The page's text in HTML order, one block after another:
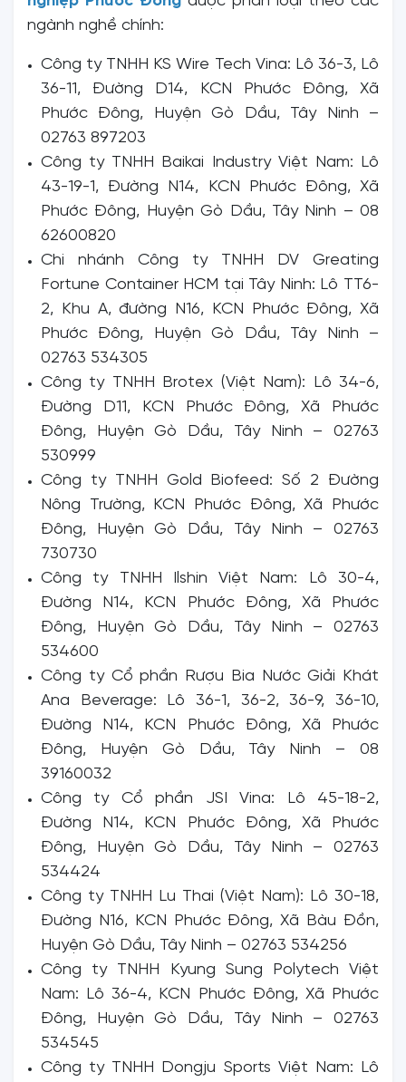
ngành nghề chính:
Công ty TNHH KS Wire Tech Vina: Lô 36-3, Lô
36-11, Đường D14, KCN Phước Đông, Xã
Phước Đông, Huyện Gò Dầu, Tây Ninh –
02763 897203
Công ty TNHH Baikai Industry Việt Nam: Lô
43-19-1, Đường N14, KCN Phước Đông, Xã
Phước Đông, Huyện Gò Dầu, Tây Ninh – 08
62600820
Chi nhánh Công ty TNHH DV Greating
Fortune Container HCM tại Tây Ninh: Lô TT6-
2, Khu A, đường N16, KCN Phước Đông, Xã
Phước Đông, Huyện Gò Dầu, Tây Ninh –
02763 534305
Công ty TNHH Brotex (Việt Nam): Lô 34-6,
Đường D11, KCN Phước Đông, Xã Phước
Đông, Huyện Gò Dầu, Tây Ninh – 02763
530999
Công ty TNHH Gold Biofeed: Số 2 Đường
Nông Trường, KCN Phước Đông, Xã Phước
Đông, Huyện Gò Dầu, Tây Ninh – 02763
730730
Công ty TNHH Ilshin Việt Nam: Lô 30-4,
Đường N14, KCN Phước Đông, Xã Phước
Đông, Huyện Gò Dầu, Tây Ninh – 02763
534600
Công ty Cổ phần Rượu Bia Nước Giải Khát
Ana Beverage: Lô 36-1, 36-2, 36-9, 36-10,
Đường N14, KCN Phước Đông, Xã Phước
Đông, Huyện Gò Dầu, Tây Ninh – 08
39160032
Công ty Cổ phần JSI Vina: Lô 45-18-2,
Đường N14, KCN Phước Đông, Xã Phước
Đông, Huyện Gò Dầu, Tây Ninh – 02763
534424
Công ty TNHH Lu Thai (Việt Nam): Lô 30-18,
Đường N16, KCN Phước Đông, Xã Bàu Đồn,
Huyện Gò Dầu, Tây Ninh – 02763 534256
Công ty TNHH Kyung Sung Polytech Việt
Nam: Lô 36-4, KCN Phước Đông, Xã Phước
Đông, Huyện Gò Dầu, Tây Ninh – 02763
534545
Công ty TNHH Dongju Sports Việt Nam: Lô